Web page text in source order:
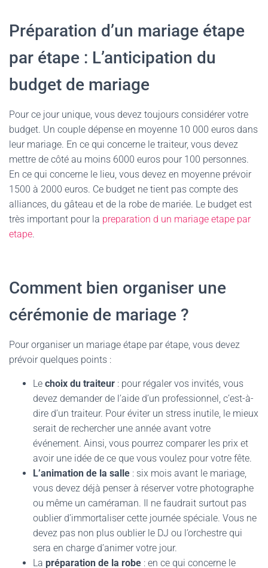
Préparation d’un mariage étape
par étape : L’anticipation du
budget de mariage
Pour ce jour unique, vous devez toujours considérer votre
budget. Un couple dépense en moyenne 10 000 euros dans
leur mariage. En ce qui concerne le traiteur, vous devez
mettre de côté au moins 6000 euros pour 100 personnes.
En ce qui concerne le lieu, vous devez en moyenne prévoir
1500 à 2000 euros. Ce budget ne tient pas compte des
alliances, du gâteau et de la robe de mariée. Le budget est
très important pour la preparation d un mariage etape par
etape.
Comment bien organiser une
cérémonie de mariage ?
Pour organiser un mariage étape par étape, vous devez
prévoir quelques points :
Le choix du traiteur : pour régaler vos invités, vous
devez demander de l’aide d’un professionnel, c’est-à-
dire d’un traiteur. Pour éviter un stress inutile, le mieux
serait de rechercher une année avant votre
événement. Ainsi, vous pourrez comparer les prix et
avoir une idée de ce que vous voulez pour votre fête.
L’animation de la salle : six mois avant le mariage,
vous devez déjà penser à réserver votre photographe
ou même un caméraman. Il ne faudrait surtout pas
oublier d’immortaliser cette journée spéciale. Vous ne
devez pas non plus oublier le DJ ou l’orchestre qui
sera en charge d’animer votre jour.
La préparation de la robe : en ce qui concerne le